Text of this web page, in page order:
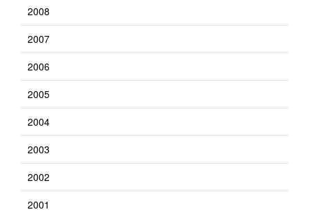
2008
2007
2006
2005
2004
2003
2002
2001